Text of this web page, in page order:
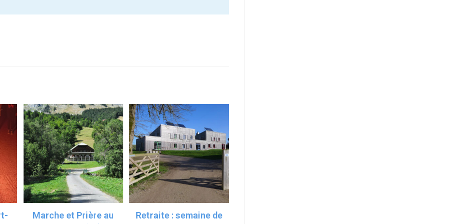
Marche et Prière au
Retraite : semaine de